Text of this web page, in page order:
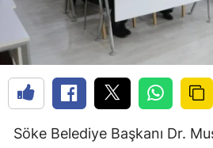
Söke Belediye Başkanı Dr.